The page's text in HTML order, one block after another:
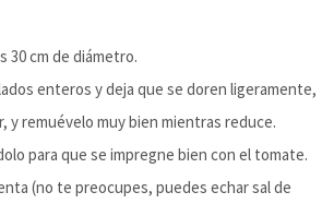
30 cm de diámetro.
enteros y deja que se doren ligeramente,
y remuévelo muy bien mientras reduce.
para que se impregne bien con el tomate.
(no te preocupes, puedes echar sal de